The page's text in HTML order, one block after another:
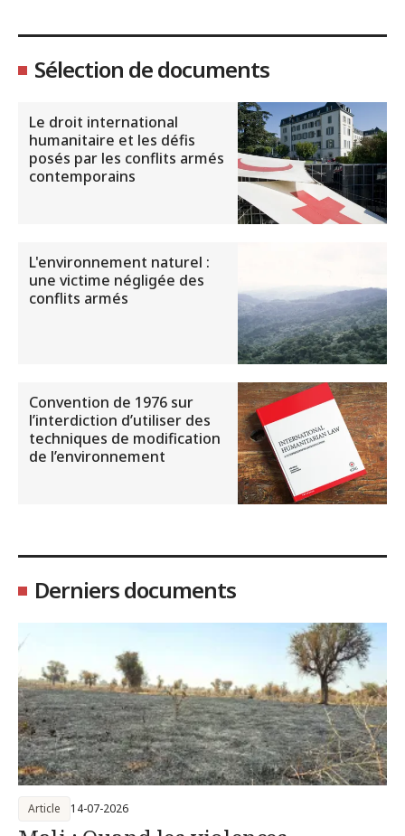
Sélection de documents
Le droit international
humanitaire et les défis
posés par les conflits armés
contemporains
L'environnement naturel :
une victime négligée des
conflits armés
Convention de 1976 sur
l’interdiction d’utiliser des
techniques de modification
de l’environnement
Derniers documents
Article 14-07-2026